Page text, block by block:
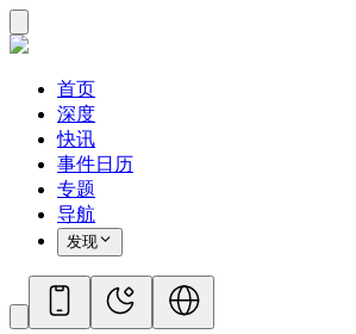
首页
深度
快讯
事件日历
专题
导航
发现